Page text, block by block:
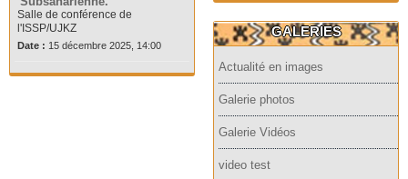
Salle de conférence de
l'ISSP/UJKZ
Date : 15 décembre 2025, 14:00
GALERIES
Actualité en images
Galerie photos
Galerie Vidéos
video test